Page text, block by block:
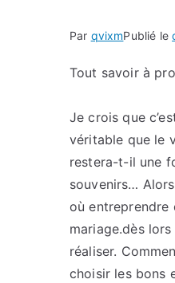
Par qvixmPublié le
Tout savoir à
Je crois que
véritable que le
restera-t-il une
souvenirs…
où entreprendre
mariage.dès
réaliser.
choisir les bons